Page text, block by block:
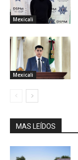
Mexicali
Mexicali
MAS LEÍDOS